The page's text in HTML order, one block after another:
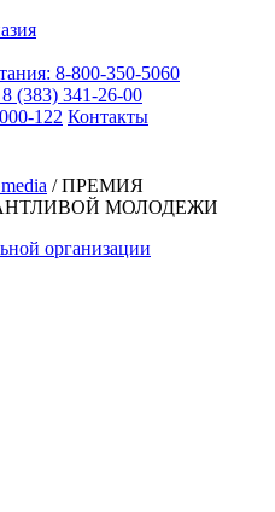
8-800-350-5060
(383) 341-26-00
122 Контакты
/ПРЕМИЯ
МОЛОДЕЖИ
организации